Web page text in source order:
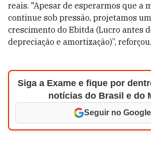
reais. "Apesar de esperarmos que a
continue sob pressão, projetamos
crescimento do Ebitda (Lucro antes
depreciação e amortização)”, reforçou.
Siga a Exame e fique por
notícias do Brasil e do
Seguir no Google